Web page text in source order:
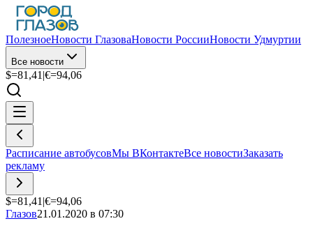
ПолезноеНовости ГлазоваНовости РоссииНовости Удмуртии
Все новости
$=81,41 |€=94,06
Расписание автобусовМы ВКонтактеВсе новостиЗаказать
рекламу
$=81,41 |€=94,06
Глазов21.01.2020 в 07:30